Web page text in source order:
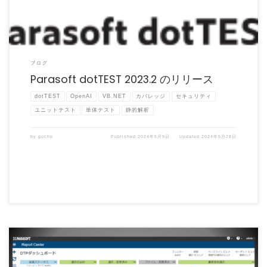
ブログ
Parasoft dotTEST 2023.2 のリリース
dotTEST OpenAI VB.NET カバレッジ セキュリティ
ユニットテスト 単体テスト 静的解析
by gocho Published 2024年5月9日 Updated 2024年5月28日